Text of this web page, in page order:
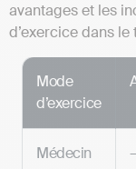
avantages et les
d’exercice dans
Mode
d’exercice
Médecin